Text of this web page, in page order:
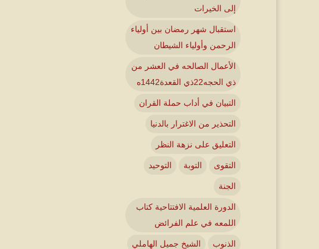
إلى الخيرات
استقبال شهر رمضان بين أولياء
الرحمن وأولياء الشيطان
الأعمال الصالحه في العشر من
ذي الحجه22ذي القعدة1442ه
التبيان في أداب حملة القران
التحذير من الاغترار بالدنيا
التعليق على نزهة النظر
التقوى التوبة التوحيد
الجنة
الدورة العلمية الافتتاحية كتاب
اللمعه في علم الفرائض
الذنوب الشيخ جميل الهاملي